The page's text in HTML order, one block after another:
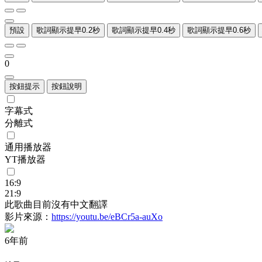
預設 歌詞顯示提早0.2秒 歌詞顯示提早0.4秒 歌詞顯示提早0.6秒
0
按鈕提示 按鈕說明
字幕式
分離式
通用播放器
YT播放器
16:9
21:9
此歌曲目前沒有中文翻譯
影片來源： https://youtu.be/eBCr5a-auXo
6年前